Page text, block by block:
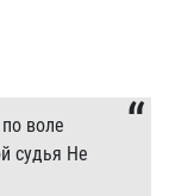
воле
сyдья Hе